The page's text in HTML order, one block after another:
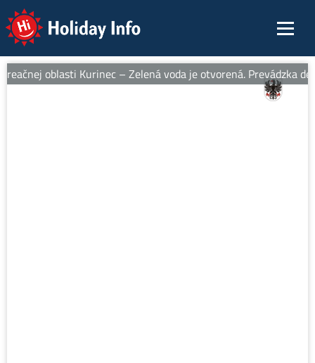
Holiday Info
oblasti Kurinec – Zelená voda je otvorená. Prevádzka